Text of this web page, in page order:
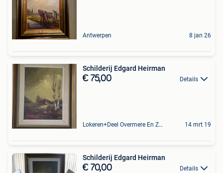
Antwerpen 8 jan 26
Schilderij Edgard Heirman
€ 75,00 Details
Lokeren+Deel Overmere En Zele 14 mrt 19
Schilderij Edgard Heirman
€ 70,00 Details